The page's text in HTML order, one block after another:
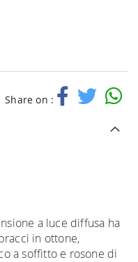
Share on :
a luce diffusa ha
in ottone,
a soffitto e rosone di